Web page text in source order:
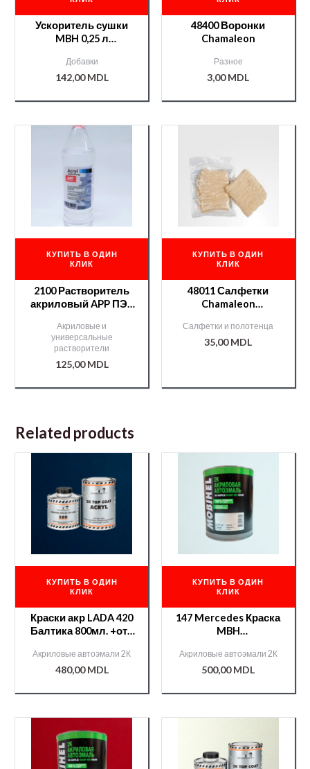
Ускоритель сушки
MBH 0,25 л
Добавки
142,00MDL
48400 Воронки
Chamaleon
Разное
3,00MDL
КУПИТЬ В ОДИН
КЛИК
2100 Растворитель
акриловый APP ПЭТ
Акриловые и
универсальные
растворители
125,00MDL
КУПИТЬ В ОДИН
КЛИК
48011 Салфетки
Chamaleon
Салфетки и полотенца
35,00MDL
Related products
КУПИТЬ В ОДИН
КЛИК
Краски акр LADA 420
Балтика 800мл. +отв
Chameleon/51253/
Акриловые автоэмали 2К
480,00MDL
КУПИТЬ В ОДИН
КЛИК
147 Mercedes Краска
MBH
0,375л./000000275/
Акриловые автоэмали 2К
500,00MDL